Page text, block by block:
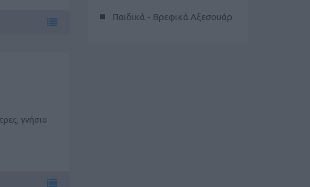
γνήσιο
Παιδικά - Βρεφικά Αξεσουάρ